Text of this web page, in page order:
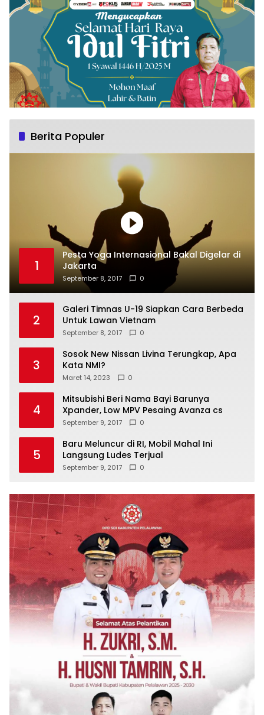
Berita Populer
1
Pesta Yoga Internasional Bakal Digelar di
Jakarta
September 8, 2017 0
2
Galeri Timnas U-19 Siapkan Cara Berbeda
Untuk Lawan Vietnam
September 8, 2017 0
3
Sosok New Nissan Livina Terungkap, Apa
Kata NMI?
Maret 14, 2023 0
4
Mitsubishi Beri Nama Bayi Barunya
Xpander, Low MPV Pesaing Avanza cs
September 9, 2017 0
5
Baru Meluncur di RI, Mobil Mahal Ini
Langsung Ludes Terjual
September 9, 2017 0